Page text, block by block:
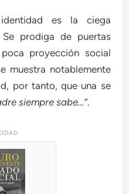
es la ciega
prodiga de puertas
proyección social
muestra notablemente
por tanto, que una se
siempre sabe…”.